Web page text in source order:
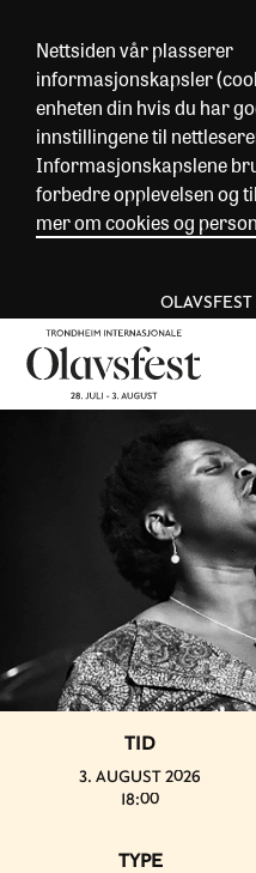
Nettsiden vår plasserer
informasjonskapsler
enheten din hvis du har
innstillingene til
Informasjonskapslene
forbedre opplevelsen og
mer om cookies og
TID
3. AUGUST 2026
18:00
TYPE